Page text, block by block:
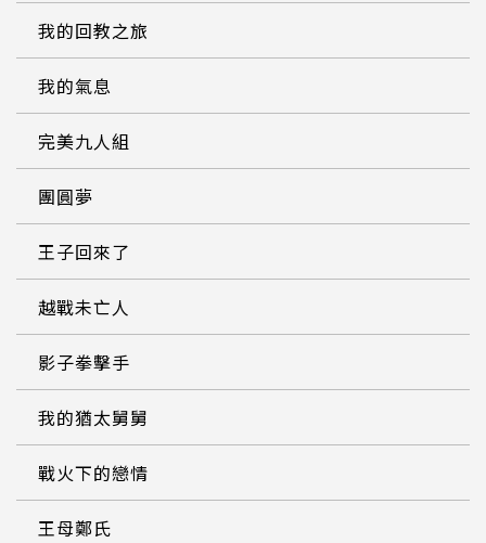
我的回教之旅
我的氣息
完美九人組
團圓夢
王子回來了
越戰未亡人
影子拳擊手
我的猶太舅舅
戰火下的戀情
王母鄭氏